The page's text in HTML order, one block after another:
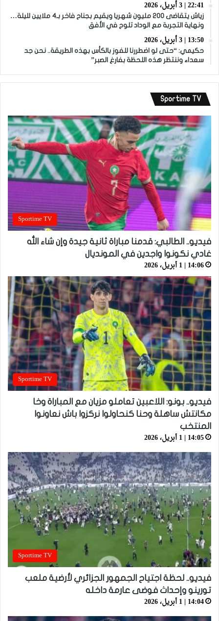
22:41 | 3 أبريل، 2026
زياش يتقاضى 200 مليون شهريا ويقيم بجناح فاخر بـ4 ملايين لليلة…
ونهاية التجربة مع الوداد تلوح في الأفق
13:50 | 3 أبريل، 2026
حكيمي: “حتى لو اضطررنا للفوز بالكأس بهذه الطريقة.. نحن جد
سعداء وننتظر هذه اللحظة بفارغ الصبر”
Sportime TV
Sportime TV
فيديو.. الطالبي: قدمنا مباراة ثانية جيدة وإن شاء الله
غادي نكونوا واجدين في المونديال
14:06 | 1 أبريل، 2026
Sportime TV
فيديو.. بونو: اللاعبين تعاملو مزيان مع المباراة وخا
مكانتش ساهلة وحنا كنحاولوا نركزوا باش نعاونوا
المنتخب
14:05 | 1 أبريل، 2026
Sportime TV
فيديو.. لحظة اجتياح الجمهور الجزائري لأرضية ملعب
تورينو وإحداث فوضى عارمة داخله
14:04 | 1 أبريل، 2026